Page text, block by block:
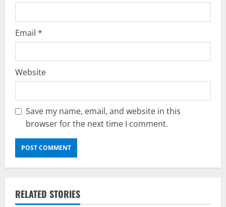
Email *
Website
Save my name, email, and website in this
browser for the next time I comment.
RELATED STORIES